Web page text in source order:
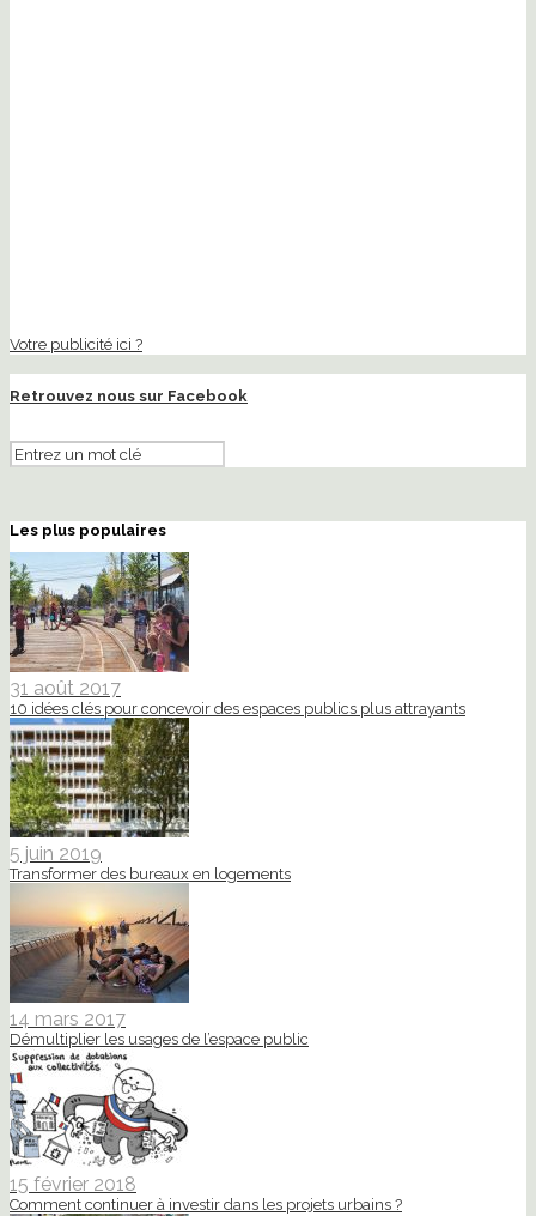
Votre publicité ici ?
Retrouvez nous sur Facebook
Les plus populaires
31 août 2017
10 idées clés pour concevoir des espaces publics plus attrayants
5 juin 2019
Transformer des bureaux en logements
14 mars 2017
Démultiplier les usages de l’espace public
15 février 2018
Comment continuer à investir dans les projets urbains ?